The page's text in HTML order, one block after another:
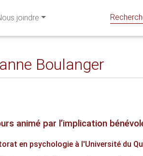
joindre
Boulanger
animé par l’implication
en psychologie à l'Université du